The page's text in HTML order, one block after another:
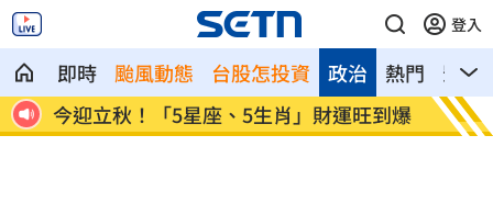
登入
即時 颱風動態 台股怎投資 熱門 影音
政治
爆
白海豚恐發陸警？專家曝暴風圈觸陸2關鍵 網紅